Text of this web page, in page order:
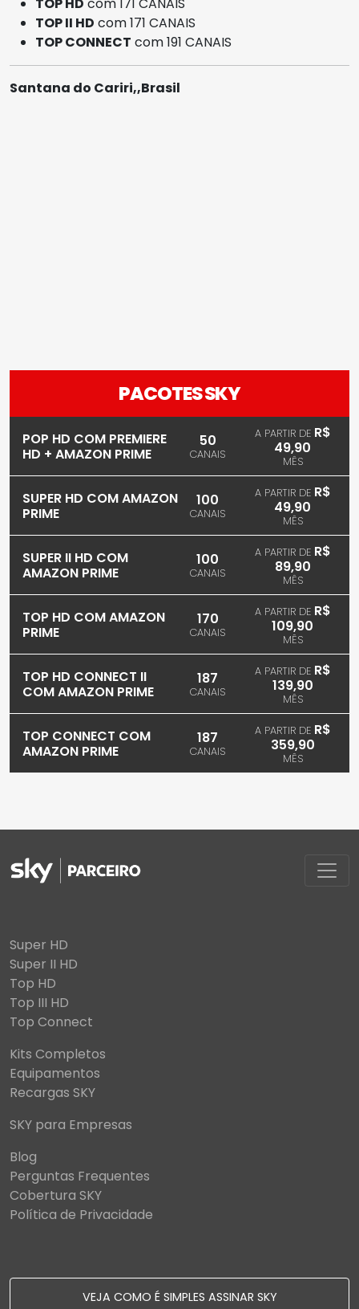
TOP II HD com 171 CANAIS
TOP CONNECT com 191 CANAIS
Santana do Cariri,,Brasil
PACOTES SKY
POP HD COM PREMIERE
HD + AMAZON PRIME
50
CANAIS
A PARTIR DE R$
49,90
MÊS
SUPER HD COM AMAZON
PRIME
100
CANAIS
A PARTIR DE R$
49,90
MÊS
SUPER II HD COM
AMAZON PRIME
100
CANAIS
A PARTIR DE R$
89,90
MÊS
TOP HD COM AMAZON
PRIME
170
CANAIS
A PARTIR DE R$
109,90
MÊS
TOP HD CONNECT II
COM AMAZON PRIME
187
CANAIS
A PARTIR DE R$
139,90
MÊS
TOP CONNECT COM
AMAZON PRIME
187
CANAIS
A PARTIR DE R$
359,90
MÊS
Super HD
Super II HD
Top HD
Top III HD
Top Connect
Kits Completos
Equipamentos
Recargas SKY
SKY para Empresas
Blog
Perguntas Frequentes
Cobertura SKY
Política de Privacidade
VEJA COMO É SIMPLES ASSINAR SKY